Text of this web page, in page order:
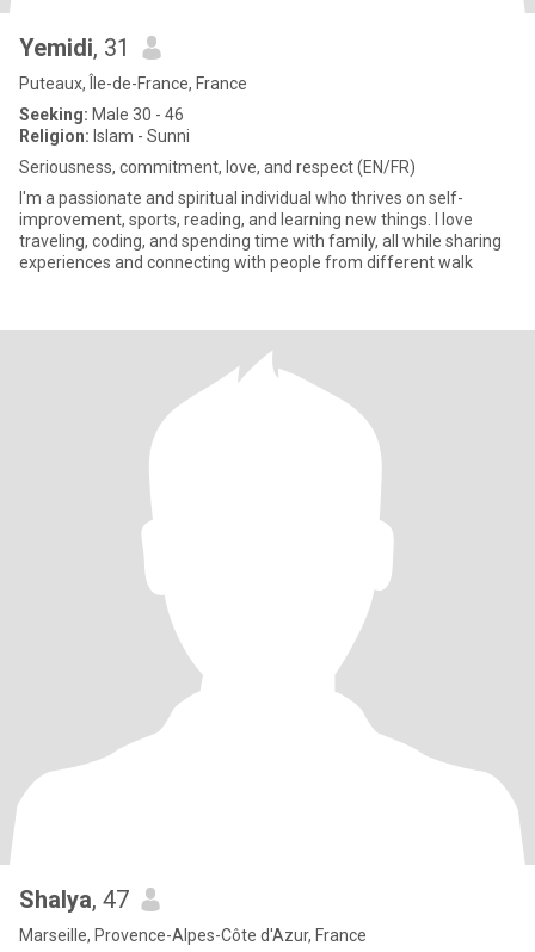
Yemidi, 31
Puteaux, Île-de-France, France
Seeking: Male 30 - 46
Religion: Islam - Sunni
Seriousness, commitment, love, and respect (EN/FR)
I'm a passionate and spiritual individual who thrives on self-
improvement, sports, reading, and learning new things. I love
traveling, coding, and spending time with family, all while sharing
experiences and connecting with people from different walk
Shalya, 47
Marseille, Provence-Alpes-Côte d'Azur, France